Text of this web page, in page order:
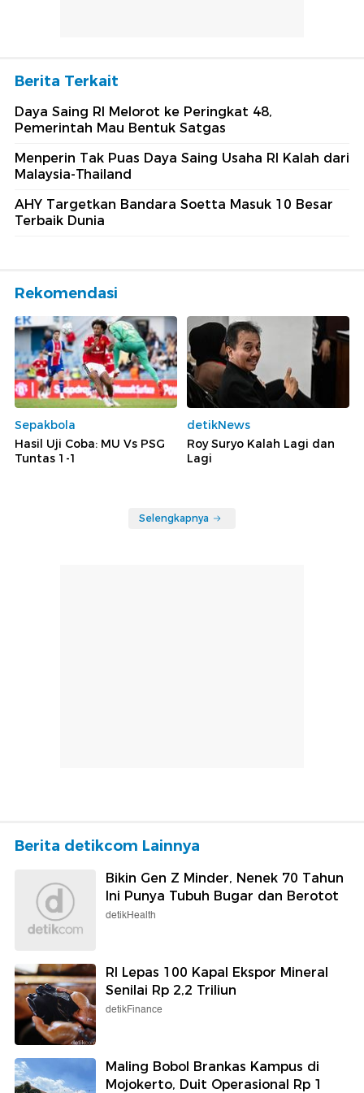
Berita Terkait
Daya Saing RI Melorot ke Peringkat 48,
Pemerintah Mau Bentuk Satgas
Menperin Tak Puas Daya Saing Usaha RI Kalah dari
Malaysia-Thailand
AHY Targetkan Bandara Soetta Masuk 10 Besar
Terbaik Dunia
Rekomendasi
Sepakbola
Hasil Uji Coba: MU Vs PSG
Tuntas 1-1
detikNews
Roy Suryo Kalah Lagi dan
Lagi
Selengkapnya
Berita detikcom Lainnya
Bikin Gen Z Minder, Nenek 70 Tahun
Ini Punya Tubuh Bugar dan Berotot
detikHealth
RI Lepas 100 Kapal Ekspor Mineral
Senilai Rp 2,2 Triliun
detikFinance
Maling Bobol Brankas Kampus di
Mojokerto, Duit Operasional Rp 1